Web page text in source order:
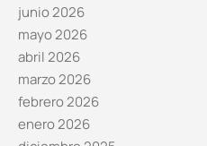
junio 2026
mayo 2026
abril 2026
marzo 2026
febrero 2026
enero 2026